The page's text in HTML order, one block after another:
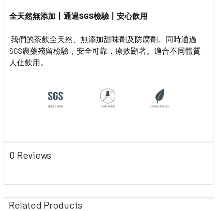
全天然無添加丨通過SGS檢驗丨安心飲用
我們的茶飲全天然、無添加甜味劑及防腐劑。同時通過
SGS農藥殘留檢驗，安全可靠，療效顯著。適合不同體質
人仕飲用。
0 Reviews
Related Products